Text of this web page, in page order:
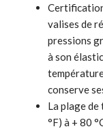
valises de
pressions
à son
conserve
La plage
°F) à + 80